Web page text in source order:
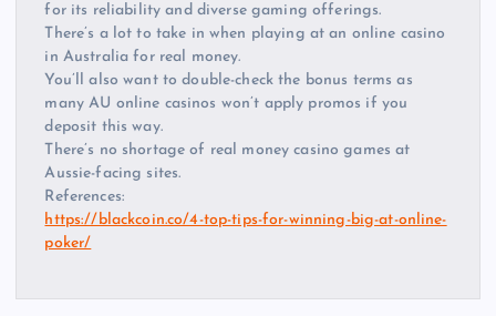
for its reliability and diverse gaming offerings.
There’s a lot to take in when playing at an online casino
in Australia for real money.
You’ll also want to double-check the bonus terms as
many AU online casinos won’t apply promos if you
deposit this way.
There’s no shortage of real money casino games at
Aussie-facing sites.
References:
https://blackcoin.co/4-top-tips-for-winning-big-at-online-
poker/